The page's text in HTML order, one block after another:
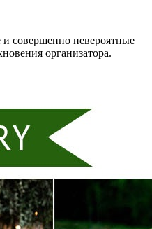
совершенно невероятные
организатора.